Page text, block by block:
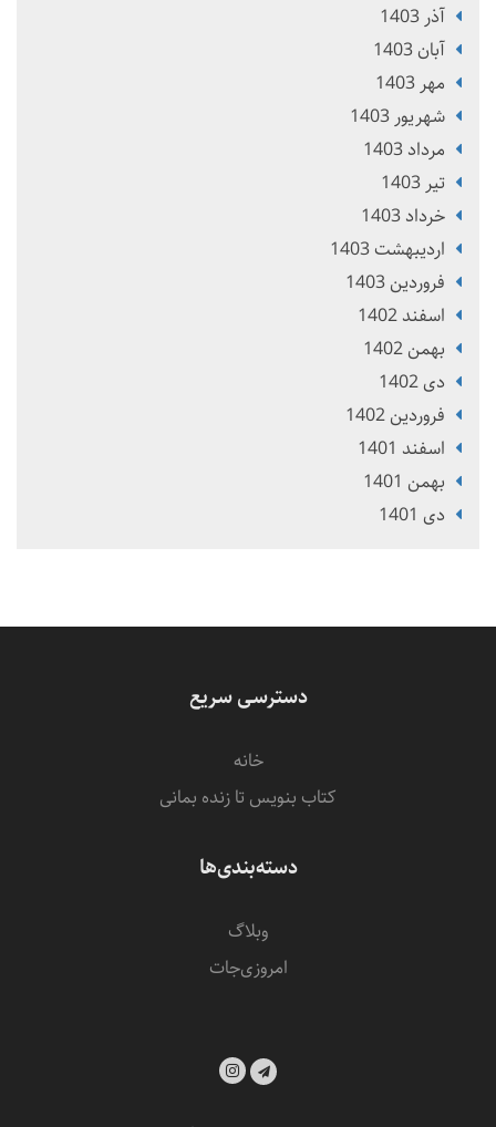
آذر 1403
آبان 1403
مهر 1403
شهریور 1403
مرداد 1403
تير 1403
خرداد 1403
ارديبهشت 1403
فروردین 1403
اسفند 1402
بهمن 1402
دی 1402
فروردین 1402
اسفند 1401
بهمن 1401
دی 1401
دسترسی سریع
خانه
کتاب بنویس تا زنده بمانی
دسته‌بندی‌ها
وبلاگ
امروزی‌‌جات